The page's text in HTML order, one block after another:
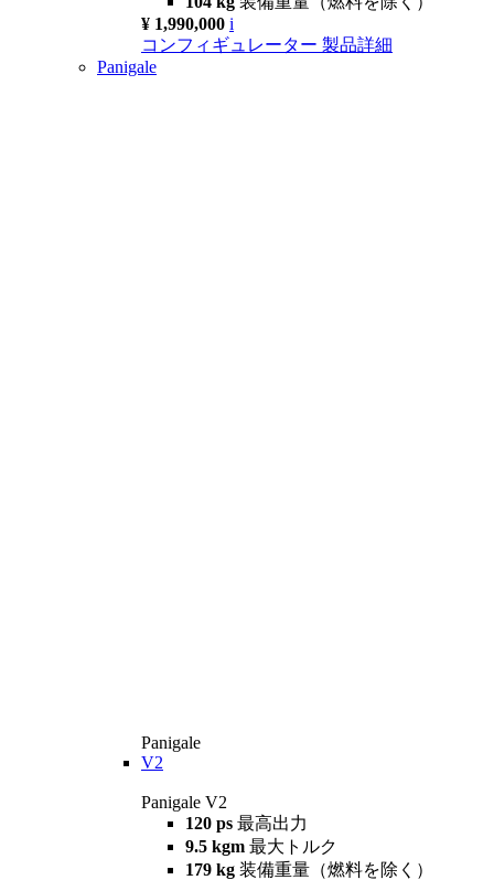
¥ 1,990,000 i
コンフィギュレーター 製品詳細
Panigale
Panigale
V2
Panigale V2
120 ps 最高出力
9.5 kgm 最大トルク
179 kg 装備重量（燃料を除く）